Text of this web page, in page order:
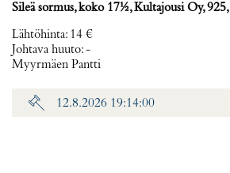
Sileä sormus, koko 17½, Kultajousi Oy, 925,
Lähtöhinta: 14 €
Johtava huuto:-
Myyrmäen Pantti
12.8.2026 19:14:00